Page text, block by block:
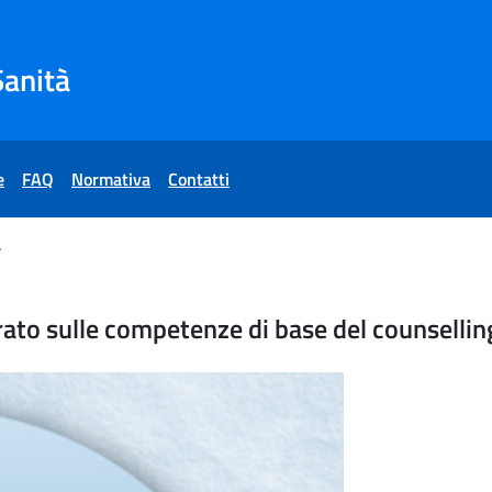
FAQ Normativa Contatti
pubblica"
strutturato sulle
sulle competenze di base del